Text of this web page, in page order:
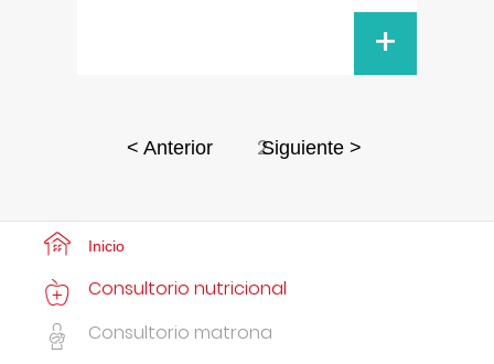
+
< Anterior 2Siguiente >
Inicio
Consultorio nutricional
Consultorio matrona